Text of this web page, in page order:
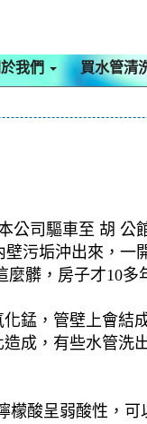
我們 買水管清
司驅車至 胡
污垢沖出來，
髒，房子才10多
錳，管壁上會結
成，有些水管洗
酸呈弱酸性，